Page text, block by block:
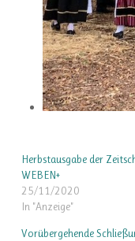
Herbstausgabe der
WEBEN+
25/11/2020
In "Anzeige"
Vorübergehende